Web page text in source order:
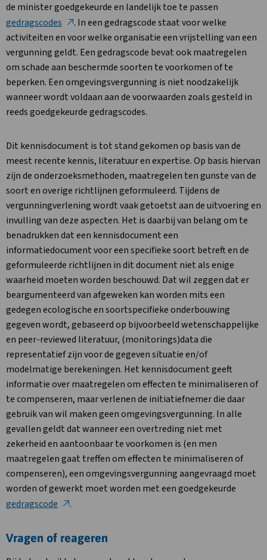
de minister goedgekeurde en landelijk toe te passen
gedragscodes
. In een gedragscode staat voor welke
activiteiten en voor welke organisatie een vrijstelling van een
vergunning geldt. Een gedragscode bevat ook maatregelen
om schade aan beschermde soorten te voorkomen of te
beperken. Een omgevingsvergunning is niet noodzakelijk
wanneer wordt voldaan aan de voorwaarden zoals gesteld in
reeds goedgekeurde gedragscodes.
Dit kennisdocument is tot stand gekomen op basis van de
meest recente kennis, literatuur en expertise. Op basis hiervan
zijn de onderzoeksmethoden, maatregelen ten gunste van de
soort en overige richtlijnen geformuleerd. Tijdens de
vergunningverlening wordt vaak getoetst aan de uitvoering en
invulling van deze aspecten. Het is daarbij van belang om te
benadrukken dat een kennisdocument een
informatiedocument voor een specifieke soort betreft en de
geformuleerde richtlijnen in dit document niet als enige
waarheid moeten worden beschouwd. Dat wil zeggen dat er
beargumenteerd van afgeweken kan worden mits een
gedegen ecologische en soortspecifieke onderbouwing
gegeven wordt, gebaseerd op bijvoorbeeld wetenschappelijke
en peer-reviewed literatuur, (monitorings)data die
representatief zijn voor de gegeven situatie en/of
modelmatige berekeningen. Het kennisdocument geeft
informatie over maatregelen om effecten te minimaliseren of
te compenseren, maar verlenen de initiatiefnemer die daar
gebruik van wil maken geen omgevingsvergunning. In alle
gevallen geldt dat wanneer een overtreding niet met
zekerheid en aantoonbaar te voorkomen is (en men
maatregelen gaat treffen om effecten te minimaliseren of
compenseren), een omgevingsvergunning aangevraagd moet
worden of gewerkt moet worden met een goedgekeurde
gedragscode
.
Vragen of reageren